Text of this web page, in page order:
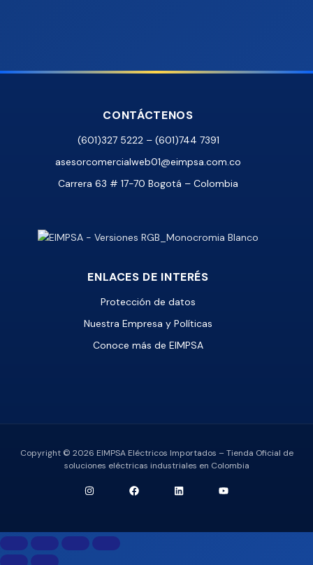
CONTÁCTENOS
(601)327 5222 – (601)744 7391
asesorcomercialweb01@eimpsa.com.co
Carrera 63 # 17-70 Bogotá – Colombia
ENLACES DE INTERÉS
Protección de datos
Nuestra Empresa y Políticas
Conoce más de EIMPSA
Copyright © 2026 EIMPSA Eléctricos Importados – Tienda Oficial de
soluciones eléctricas industriales en Colombia